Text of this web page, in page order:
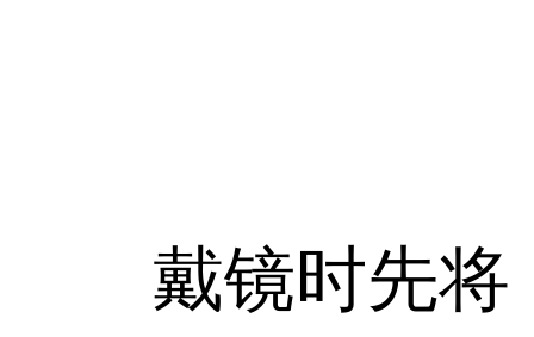
戴镜时先将